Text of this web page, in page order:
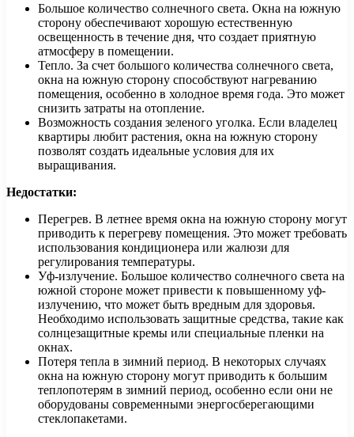
Большое количество солнечного света. Окна на южную
сторону обеспечивают хорошую естественную
освещенность в течение дня, что создает приятную
атмосферу в помещении.
Тепло. За счет большого количества солнечного света,
окна на южную сторону способствуют нагреванию
помещения, особенно в холодное время года. Это может
снизить затраты на отопление.
Возможность создания зеленого уголка. Если владелец
квартиры любит растения, окна на южную сторону
позволят создать идеальные условия для их
выращивания.
Недостатки:
Перегрев. В летнее время окна на южную сторону могут
приводить к перегреву помещения. Это может требовать
использования кондиционера или жалюзи для
регулирования температуры.
Уф-излучение. Большое количество солнечного света на
южной стороне может привести к повышенному уф-
излучению, что может быть вредным для здоровья.
Необходимо использовать защитные средства, такие как
солнцезащитные кремы или специальные пленки на
окнах.
Потеря тепла в зимний период. В некоторых случаях
окна на южную сторону могут приводить к большим
теплопотерям в зимний период, особенно если они не
оборудованы современными энергосберегающими
стеклопакетами.